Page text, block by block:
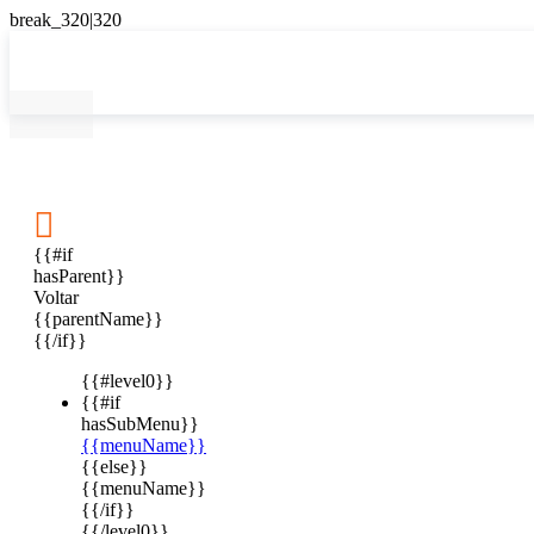

{{#if
hasParent}}
Voltar
{{parentName}}
{{/if}}
{{#level0}}
{{#if
hasSubMenu}}
{{menuName}}
{{else}}
{{menuName}}
{{/if}}